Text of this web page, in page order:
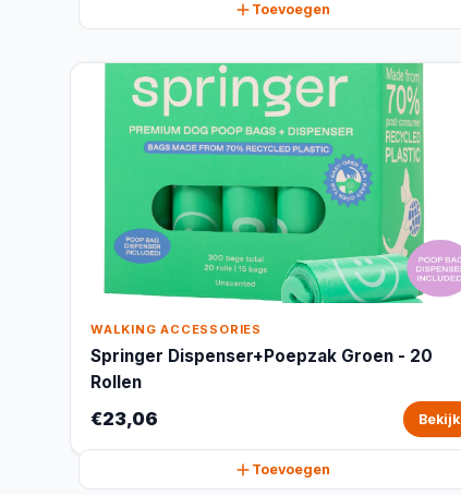
Toevoegen
WALKING ACCESSORIES
Springer Dispenser+Poepzak Groen - 20
Rollen
€23,06 Bekijk
Toevoegen